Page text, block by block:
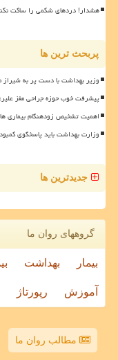
هشدار! دردهای شکمی را ساکت
پربحث ترین ها
وزیر بهداشت با دست پر به شیراز
پیشرفت خوب حوزه جراحی مغز
اهمیت تشخیص زودهنگام بیماری
وزارت بهداشت باید پاسخگوی
جدیدترین ها
گروههای روان ما
بیمار بهداشت
آموزش رپورتاژ
مطالب روان ما